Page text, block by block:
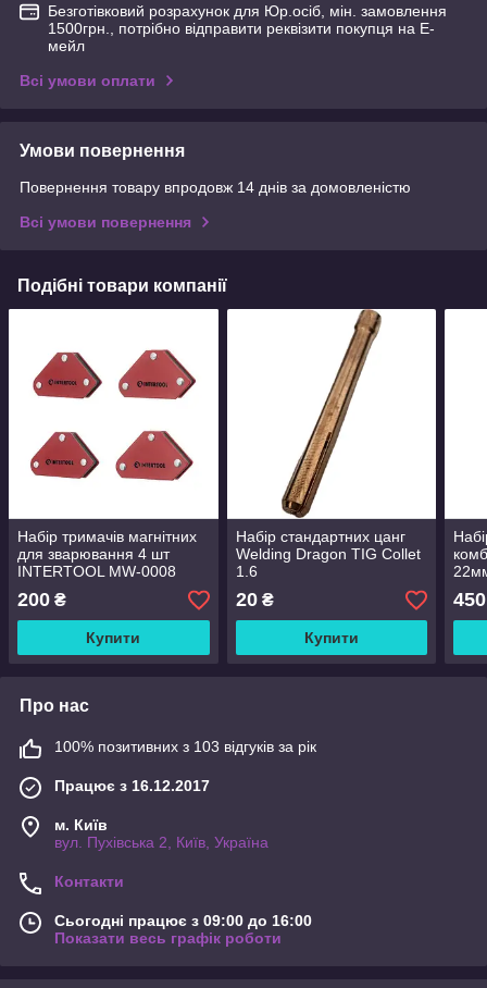
Безготівковий розрахунок для Юр.осіб, мін. замовлення
1500грн., потрібно відправити реквізити покупця на Е-
мейл
Всі умови оплати
Умови повернення
Повернення товару впродовж 14 днів за домовленістю
Всі умови повернення
Подібні товари компанії
Набір тримачів магнітних
для зварювання 4 шт
INTERTOOL MW-0008
200 ₴
Купити
Набір стандартних цанг
Welding Dragon TIG Collet
1.6
20₴
Купити
450
Про нас
100% позитивних з 103 відгуків за рік
Працює з 16.12.2017
м. Київ
вул. Пухівська 2, Київ, Україна
Контакти
Сьогодні працює з 09:00 до 16:00
Показати весь графік роботи